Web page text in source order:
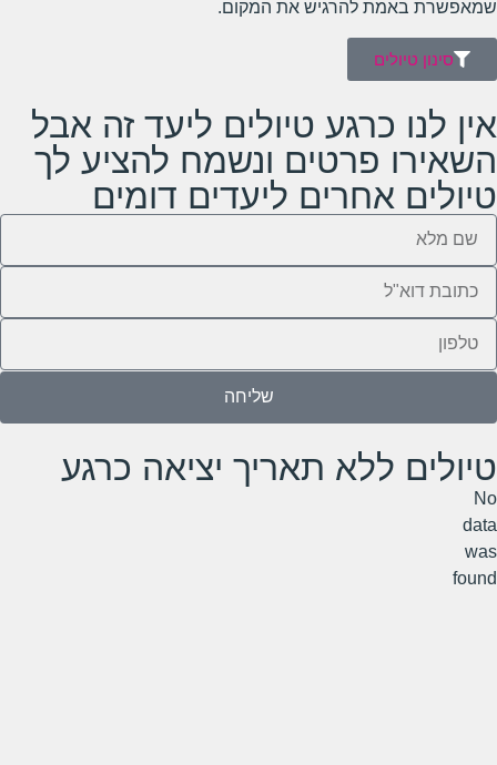
שמאפשרת באמת להרגיש את המקום.
סינון טיולים
אין לנו כרגע טיולים ליעד זה אבל
השאירו פרטים ונשמח להציע לך
טיולים אחרים ליעדים דומים
שליחה
טיולים ללא תאריך יציאה כרגע
No
data
was
found